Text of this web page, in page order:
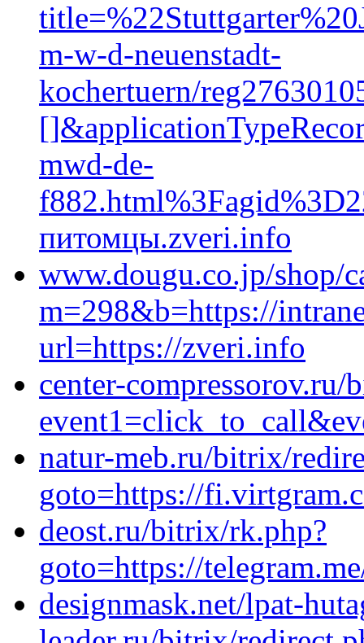
m-w-d-neuenstadt-
kochertuern/
mwd-de-
питомцы.zveri.info
www.dougu.co.jp/shop/
m=298&b=https://
url=https://zveri.info
center-
natur-meb.ru/bitrix/
goto=https://
deost.ru/bitrix/rk.php?
goto=https://
designmask.net/lpat-